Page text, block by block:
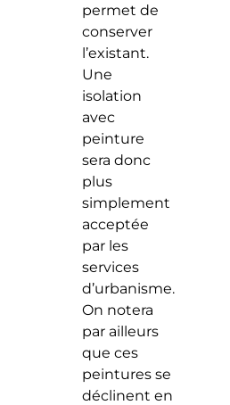
permet de
conserver
l’existant.
Une
isolation
avec
peinture
sera donc
plus
simplement
acceptée
par les
services
d’urbanisme.
On notera
par ailleurs
que ces
peintures se
déclinent en